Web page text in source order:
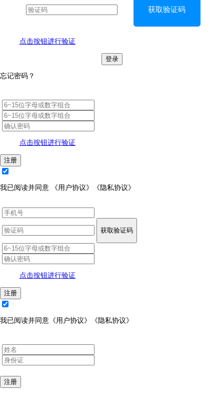
获取验证码
点击按钮进行验证
登录
忘记密码？
点击按钮进行验证
注册
我已阅读并同意 《用户协议》 《隐私协议》
获取验证码
点击按钮进行验证
注册
我已阅读并同意 《用户协议》 《隐私协议》
注册